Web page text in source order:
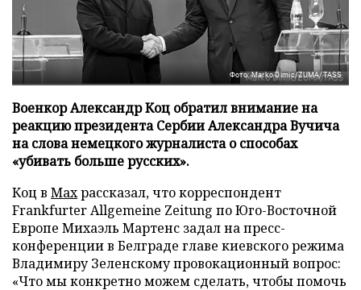
Фото: Marko Dimic/ZUMA/TASS
Военкор Александр Коц обратил внимание на
реакцию президента Сербии Александра Вучича
на слова немецкого журналиста о способах
«убивать больше русских».
Коц в Махрассказал, что корреспондент
Frankfurter Allgemeine Zeitung по Юго-Восточной
Европе Михаэль Мартенс задал на пресс-
конференции в Белграде главе киевского режима
Владимиру Зеленскому провокационный вопрос:
«Что мы конкретно можем сделать, чтобы помочь